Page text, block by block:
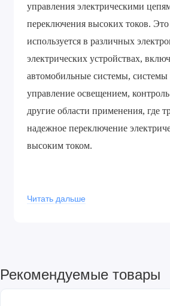
управления электрическими
переключения высоких токов.
используется в различных
электрических устройствах,
автомобильные системы, системы
управление освещением,
другие области применения, где
надежное переключение
высоким током.
Сопротивление контакта:
Читать дальше
Рекомендуемые товары